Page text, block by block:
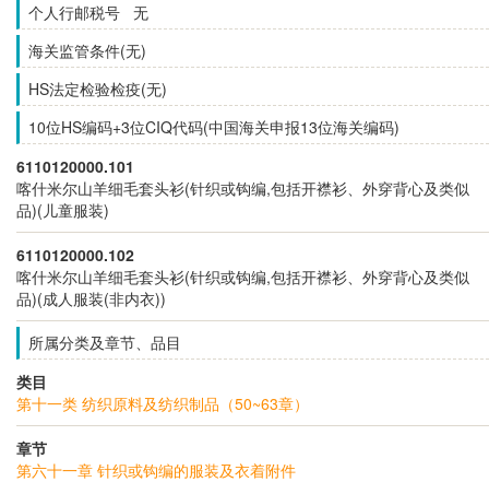
个人行邮税号 无
海关监管条件(无)
HS法定检验检疫(无)
10位HS编码+3位CIQ代码(中国海关申报13位海关编码)
6110120000.101
喀什米尔山羊细毛套头衫(针织或钩编,包括开襟衫、外穿背心及类似
品)(儿童服装)
6110120000.102
喀什米尔山羊细毛套头衫(针织或钩编,包括开襟衫、外穿背心及类似
品)(成人服装(非内衣))
所属分类及章节、品目
类目
第十一类 纺织原料及纺织制品（50~63章）
章节
第六十一章 针织或钩编的服装及衣着附件